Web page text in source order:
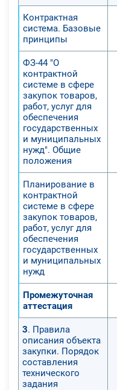
Контрактная
система. Базовые
принципы
ФЗ-44 "О
контрактной
системе в сфере
закупок товаров,
работ, услуг для
обеспечения
государственных
и муниципальных
нужд". Общие
положения
Планирование в
контрактной
системе в сфере
закупок товаров,
работ, услуг для
обеспечения
государственных
и муниципальных
нужд
Промежуточная
аттестация
3. Правила
описания объекта
закупки. Порядок
составления
технического
задания